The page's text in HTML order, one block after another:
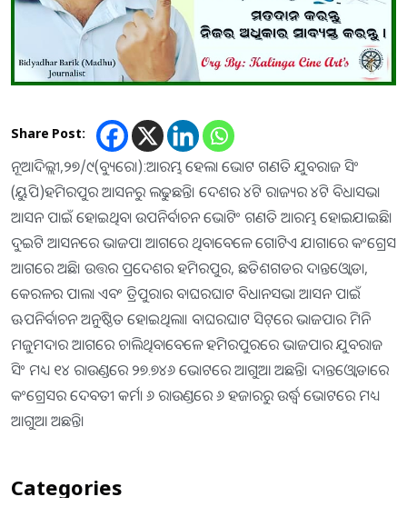
Share Post:
ନୂଆଦିଲ୍ଲୀ,୨୭/୯(ବ୍ୟୁରୋ):ଆରମ୍ଭ ହେଲା ଭୋଟ ଗଣତି ଯୁବରାଜ ସିଂ
(ୟୁପି)ହମିରପୁର ଆସନରୁ ଲଢୁଛନ୍ତି। ଦେଶର ୪ଟି ରାଜ୍ୟର ୪ଟି ବିଧାସଭା
ଆସନ ପାଇଁ ହୋଇଥିବା ଉପନିର୍ବାଚନ ଭୋଟିଂ ଗଣତି ଆରମ୍ଭ ହୋଇଯାଇଛି।
ଦୁଇଟି ଆସନରେ ଭାଜପା ଆଗରେ ଥିବାବେଳେ ଗୋଟିଏ ଯାଗାରେ କଂଗ୍ରେସ
ଆଗରେ ଅଛି। ଉତ୍ତର ପ୍ରଦେଶର ହମିରପୁର, ଛତିଶଗଡର ଦାନ୍ତଓ୍ବୋଡା,
କେରଳର ପାଲା ଏବଂ ତ୍ରିପୁରାର ବାଘରଘାଟ ବିଧାନସଭା ଆସନ ପାଇଁ
ଊପନିର୍ବାଚନ ଅନୁଷ୍ଠିତ ହୋଇଥିଲା। ବାଘରଘାଟ ସିଟ୍‌ରେ ଭାଜପାର ମିନି
ମଜୁମଦାର ଆଗରେ ଚାଲିଥିବାବେଳେ ହମିରପୁରରେ ଭାଜପାର ଯୁବରାଜ
ସିଂ ମଧ୍ୟ ୧୪ ରାଉଣ୍ଡରେ ୨୭.୭୪୬ ଭୋଟରେ ଆଗୁଆ ଅଛନ୍ତି। ଦାନ୍ତଓ୍ବୋଡାରେ
କଂଗ୍ରେସର ଦେବତୀ କର୍ମା ୬ ରାଉଣ୍ଡରେ ୬ ହଜାରରୁ ଉର୍ଦ୍ଧ୍ବ ଭୋଟରେ ମଧ୍ୟ
ଆଗୁଆ ଅଛନ୍ତି।
Categories